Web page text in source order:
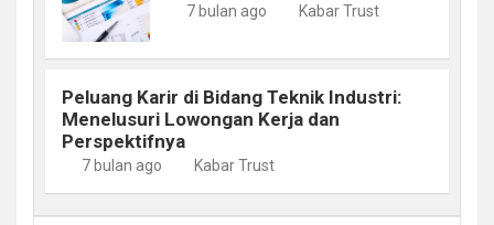
7 bulan ago Kabar Trust
Peluang Karir di Bidang Teknik Industri:
Menelusuri Lowongan Kerja dan
Perspektifnya
7 bulan ago Kabar Trust